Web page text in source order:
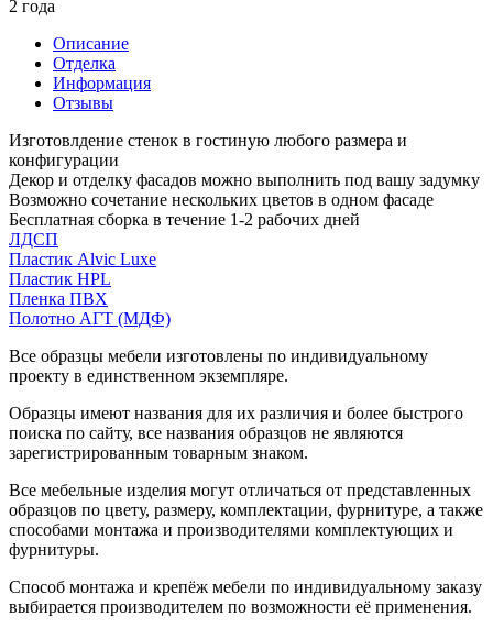
2 года
Описание
Отделка
Информация
Отзывы
Изготовлдение стенок в гостиную любого размера и
конфигурации
Декор и отделку фасадов можно выполнить под вашу задумку
Возможно сочетание нескольких цветов в одном фасаде
Бесплатная сборка в течение 1-2 рабочих дней
ЛДСП
Пластик Alvic Luxe
Пластик HPL
Пленка ПВХ
Полотно АГТ (МДФ)
Все образцы мебели изготовлены по индивидуальному
проекту в единственном экземпляре.
Образцы имеют названия для их различия и более быстрого
поиска по сайту, все названия образцов не являются
зарегистрированным товарным знаком.
Все мебельные изделия могут отличаться от представленных
образцов по цвету, размеру, комплектации, фурнитуре, а также
способами монтажа и производителями комплектующих и
фурнитуры.
Способ монтажа и крепёж мебели по индивидуальному заказу
выбирается производителем по возможности её применения.